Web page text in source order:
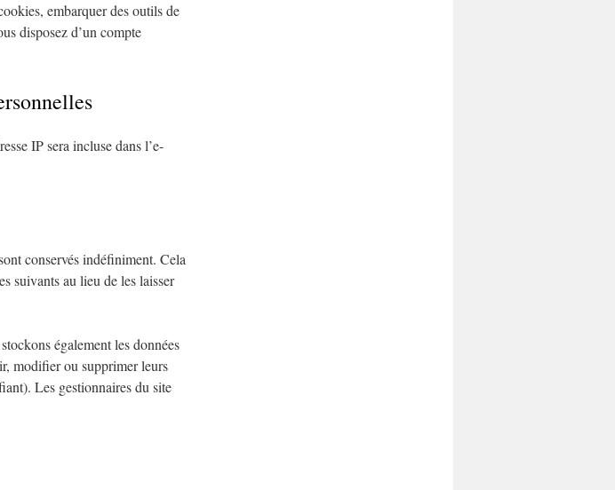
embarquer des outils de
disposez d’un compte
IP sera incluse dans l’e-
conservés indéfiniment. Cela
suivants au lieu de les laisser
également les données
modifier ou supprimer leurs
Les gestionnaires du site